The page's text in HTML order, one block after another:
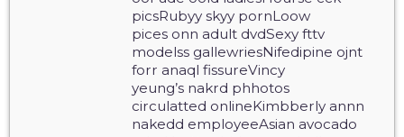
picsRubyy skyy pornLoow
pices onn adult dvdSexy fttv
modelss gallewriesNifedipine ojnt
forr anaql fissureVincy
yeung’s nakrd phhotos
circulatted onlineKimbberly annn
nakedd employeeAsian avocado